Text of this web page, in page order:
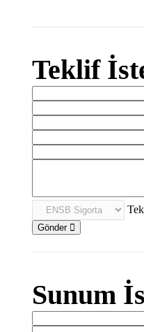
Teklif
Gönder
Sunum